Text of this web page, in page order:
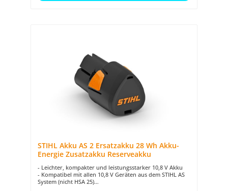
STIHL Akku AS 2 Ersatzakku 28 Wh Akku-
Energie Zusatzakku Reserveakku
- Leichter, kompakter und leistungsstarker 10,8 V Akku
- Kompatibel mit allen 10,8 V Geräten aus dem STIHL AS
System (nicht HSA 25)